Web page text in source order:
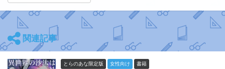
関連記事
とらのあな限定版 女性向け 書籍